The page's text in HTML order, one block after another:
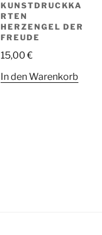
KUNSTDRUCKKA
RTEN
HERZENGEL DER
FREUDE
15,00€
In den Warenkorb